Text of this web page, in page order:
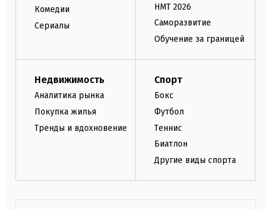
Комедии
Сериалы
НМТ 2026
Саморазвитие
Обучение за границей
Недвижимость
Аналитика рынка
Покупка жилья
Тренды и вдохновение
Спорт
Бокс
Футбол
Теннис
Биатлон
Другие виды спорта